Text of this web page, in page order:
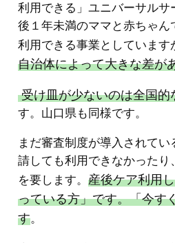
利用できる」ユニバーサルサ
後１年未満のママと赤ちゃん
利用できる事業としています
自治体によって大きな差が
受け皿が少ないのは全国的
す。山口県も同様です。
まだ審査制度が導入されてい
請しても利用できなかったり
を要します。 産後ケア利用
っている方」です。「今す
す。